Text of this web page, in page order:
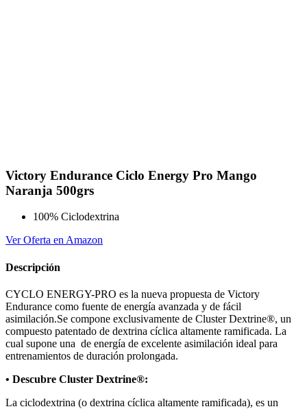
Victory Endurance Ciclo Energy Pro Mango
Naranja 500grs
100% Ciclodextrina
Ver Oferta en Amazon
Descripción
CYCLO ENERGY-PRO es la nueva propuesta de Victory
Endurance como fuente de energía avanzada y de fácil
asimilación.Se compone exclusivamente de Cluster Dextrine®, un
compuesto patentado de dextrina cíclica altamente ramificada. La
cual supone una de energía de excelente asimilación ideal para
entrenamientos de duración prolongada.
• Descubre Cluster Dextrine®:
La ciclodextrina (o dextrina cíclica altamente ramificada), es un